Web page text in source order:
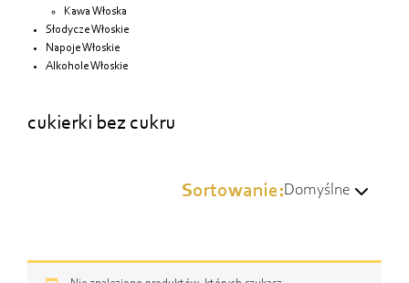
Kawa Włoska
Słodycze Włoskie
Napoje Włoskie
Alkohole Włoskie
cukierki bez cukru
Sortowanie:Domyślne